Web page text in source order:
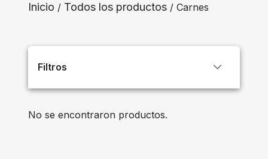
Inicio / Todos los productos / Carnes
Filtros
No se encontraron productos.